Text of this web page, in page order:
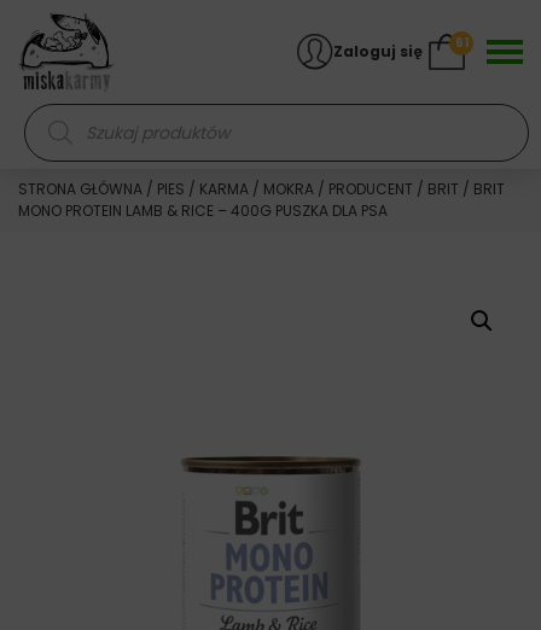
Skocz do treści
Wyszukiwarka produktów
Zaloguj się 61
STRONA GŁÓWNA / PIES / KARMA / MOKRA / PRODUCENT / BRIT / BRIT
MONO PROTEIN LAMB & RICE – 400G PUSZKA DLA PSA